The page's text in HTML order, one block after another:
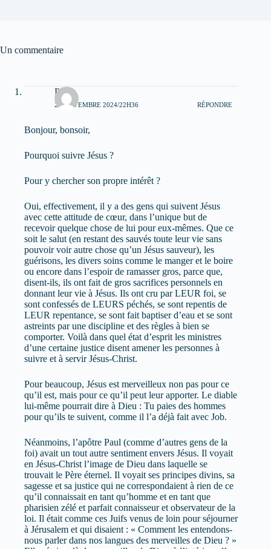
Un commentaire
Paul
22 NOVEMBRE 2024/22H36 RÉPONDRE
Bonjour, bonsoir,
Pourquoi suivre Jésus ?
Pour y chercher son propre intérêt ?
Oui, effectivement, il y a des gens qui suivent Jésus
avec cette attitude de cœur, dans l’unique but de
recevoir quelque chose de lui pour eux-mêmes. Que ce
soit le salut (en restant des sauvés toute leur vie sans
pouvoir voir autre chose qu’un Jésus sauveur), les
guérisons, les divers soins comme le manger et le boire
ou encore dans l’espoir de ramasser gros, parce que,
disent-ils, ils ont fait de gros sacrifices personnels en
donnant leur vie à Jésus. Ils ont cru par LEUR foi, se
sont confessés de LEURS péchés, se sont repentis de
LEUR repentance, se sont fait baptiser d’eau et se sont
astreints par une discipline et des règles à bien se
comporter. Voilà dans quel état d’esprit les ministres
d’une certaine justice disent amener les personnes à
suivre et à servir Jésus-Christ.
Pour beaucoup, Jésus est merveilleux non pas pour ce
qu’il est, mais pour ce qu’il peut leur apporter. Le diable
lui-même pourrait dire à Dieu : Tu paies des hommes
pour qu’ils te suivent, comme il l’a déjà fait avec Job.
Néanmoins, l’apôtre Paul (comme d’autres gens de la
foi) avait un tout autre sentiment envers Jésus. Il voyait
en Jésus-Christ l’image de Dieu dans laquelle se
trouvait le Père éternel. Il voyait ses principes divins, sa
sagesse et sa justice qui ne correspondaient à rien de ce
qu’il connaissait en tant qu’homme et en tant que
pharisien zélé et parfait connaisseur et observateur de la
loi. Il était comme ces Juifs venus de loin pour séjourner
à Jérusalem et qui disaient : « Comment les entendons-
nous parler dans nos langues des merveilles de Dieu ? »